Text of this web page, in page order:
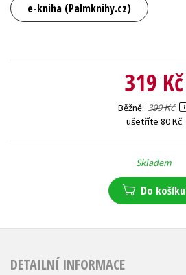
e-kniha (Palmknihy.cz)
319 Kč
Běžně 399 Kč
ušetříte 80 Kč
Skladem
Do košíku
DETAILNÍ INFORMACE